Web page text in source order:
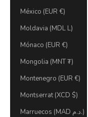
México (EUR €)
Moldavia (MDL L)
Mónaco (EUR €)
Mongolia (MNT ₮)
Montenegro (EUR €)
Montserrat (XCD $)
Marruecos (MAD د.م.)